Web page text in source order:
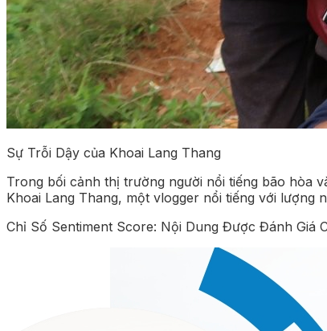
Sự Trỗi Dậy của Khoai Lang Thang
Trong bối cảnh thị trường người nổi tiếng bão hòa
Khoai Lang Thang, một vlogger nổi tiếng với lượng
Chỉ Số Sentiment Score: Nội Dung Được Đánh Giá